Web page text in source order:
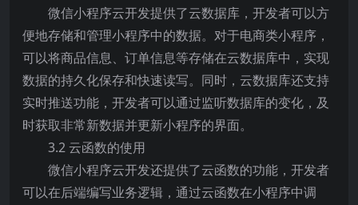
微信小程序云开发提供了云数据库，开发者可以方
便地存储和管理小程序中的数据。对于电商类小程序，
可以将商品信息、订单信息等存储在云数据库中，实现
数据的持久化保存和快速读写。同时，云数据库还支持
实时推送功能，开发者可以通过监听数据库的变化，及
时获取非常新数据并更新小程序的界面。
3.2 云函数的使用
微信小程序云开发还提供了云函数的功能，开发者
可以在后端编写业务逻辑，通过云函数在小程序中调